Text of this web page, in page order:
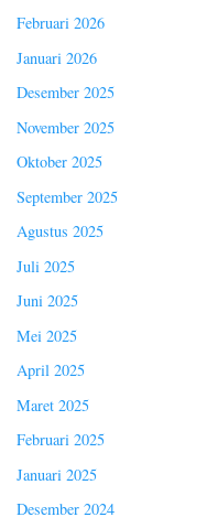
Februari 2026
Januari 2026
Desember 2025
November 2025
Oktober 2025
September 2025
Agustus 2025
Juli 2025
Juni 2025
Mei 2025
April 2025
Maret 2025
Februari 2025
Januari 2025
Desember 2024